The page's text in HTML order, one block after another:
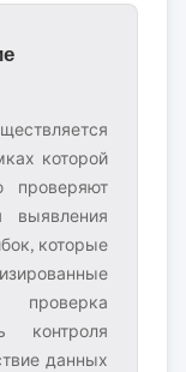
которой
проверяют
выявления
которые
проверка
контроля
данных